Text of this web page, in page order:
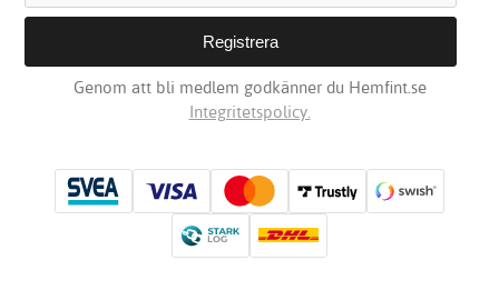
Genom att bli medlem godkänner du Hemfint.se
Integritetspolicy.